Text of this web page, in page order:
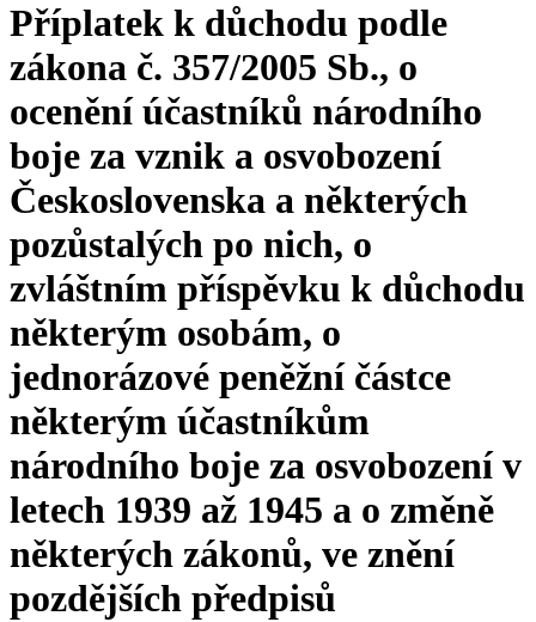
Příplatek k důchodu podle
zákona č. 357/2005 Sb., o
ocenění účastníků národního
boje za vznik a osvobození
Československa a některých
pozůstalých po nich, o
zvláštním příspěvku k důchodu
některým osobám, o
jednorázové peněžní částce
některým účastníkům
národního boje za osvobození v
letech 1939 až 1945 a o změně
některých zákonů, ve znění
pozdějších předpisů